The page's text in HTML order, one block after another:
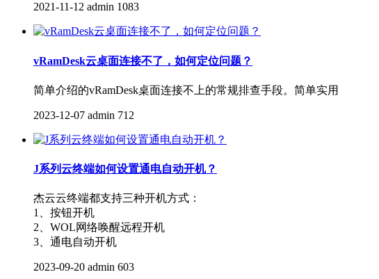
2021-11-12 admin 1083
vRamDesk云桌面连接不了，如何定位问题？
简单介绍的vRamDesk桌面连接不上的常规排查手段。简单实用
2023-12-07 admin 712
J系列云终端如何设置通电自动开机？
杰云云终端都支持三种开机方式：
1、按钮开机
2、WOL网络唤醒远程开机
3、通电自动开机
2023-09-20 admin 603